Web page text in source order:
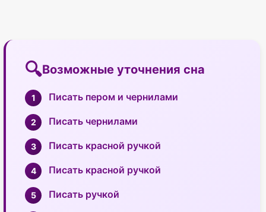
Возможные уточнения сна
Писать пером и чернилами
Писать чернилами
Писать красной ручкой
Писать красной ручкой
Писать ручкой